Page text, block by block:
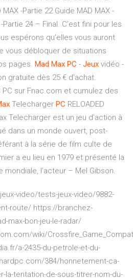
-Partie 22 Guide MAD MAX -
Partie 24 – Final. C’est fini pour les
espérons qu’elles vous auront
vous débloquer de situations
pages. Mad Max PC - Jeux vidéo -
gratuite dès 25 € d'achat.
PC sur Fnac.com et cumulez des
Telecharger PC RELOADED
Telecharger est un jeu d’action à
dans un monde ouvert, post-
à la série de film culte de
a eu lieu en 1979 et présenté la
l’acteur – Mel Gibson.
video/tests-jeux-video/9882-
route/ https://branchez-
max-bon-jeu-le-radar/
wiki/
a-2435-du-petrole-et-du-
384/honnetement-ca-
la-tentation-de-sous-titrer-nom-du-